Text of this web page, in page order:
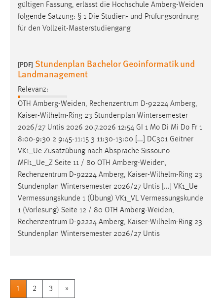
gültigen Fassung, erlässt die Hochschule Amberg-Weiden
folgende Satzung: § 1 Die Studien- und Prüfungsordnung
für den Vollzeit-Masterstudiengang
[PDF] Stundenplan Bachelor Geoinformatik und
Landmanagement
Relevanz:
OTH Amberg-Weiden, Rechenzentrum D-92224 Amberg,
Kaiser-Wilhelm-Ring 23 Stundenplan Wintersemester
2026/27 Untis 2026 20.7.2026 12:54 GI 1 Mo Di Mi Do Fr 1
8:00-9:30 2 9:45-11:15 3 11:30-13:00 [...] DC301 Geitner
VK1_Ue Zusatzübung nach Absprache Sissouno
MFI1_Ue_Z Seite 11 / 80 OTH Amberg-Weiden,
Rechenzentrum D-92224 Amberg, Kaiser-Wilhelm-Ring 23
Stundenplan Wintersemester 2026/27 Untis [...] VK1_Ue
Vermessungskunde 1 (Übung) VK1_VL Vermessungskunde
1 (Vorlesung) Seite 12 / 80 OTH Amberg-Weiden,
Rechenzentrum D-92224 Amberg, Kaiser-Wilhelm-Ring 23
Stundenplan Wintersemester 2026/27 Untis
1 2 3 »